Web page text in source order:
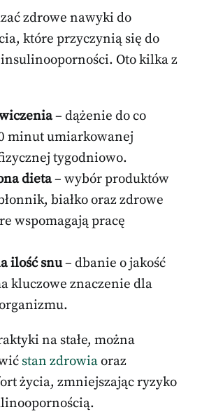
zdrowe nawyki do
które przyczynią się do
Oto kilka z
– dążenie do co
minut umiarkowanej
tygodniowo.
dieta– wybór produktów
białko oraz zdrowe
wspomagają pracę
ilość snu– dbanie o jakość
kluczowe znaczenie dla
na stałe, można
stan zdrowiaoraz
życia, zmniejszając ryzyko